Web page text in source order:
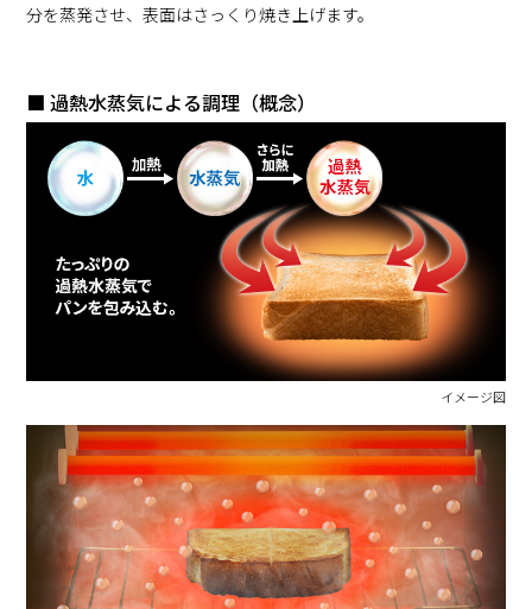
分を蒸発させ、表面はさっくり焼き上げます。
■ 過熱水蒸気による調理（概念）
イメージ図